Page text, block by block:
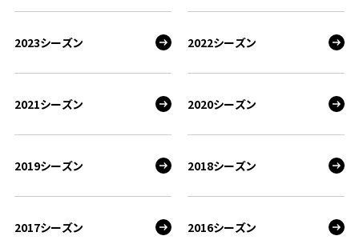
2023シーズン 2022シーズン
2021シーズン 2020シーズン
2019シーズン 2018シーズン
2017シーズン 2016シーズン